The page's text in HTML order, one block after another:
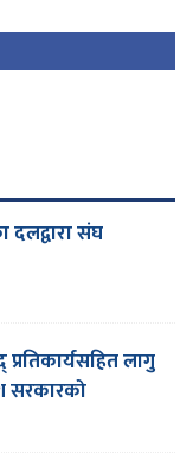
दलद्वारा संघ
लागु
सरकारको